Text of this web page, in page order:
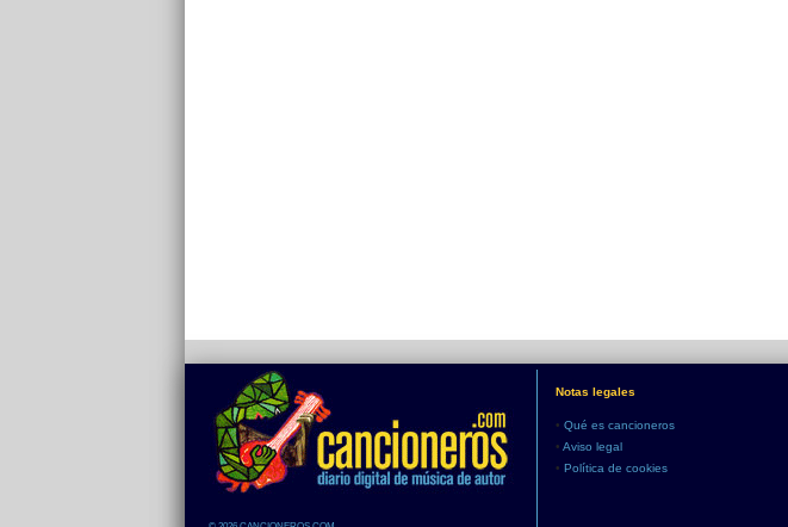
Notas legales
• Qué es cancioneros
• Aviso legal
• Política de cookies